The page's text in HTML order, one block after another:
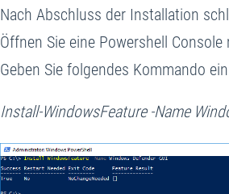
Nach Abschluss der Installation
Öffnen Sie eine Powershell
Geben Sie folgendes Kommando
Install-WindowsFeature -Name